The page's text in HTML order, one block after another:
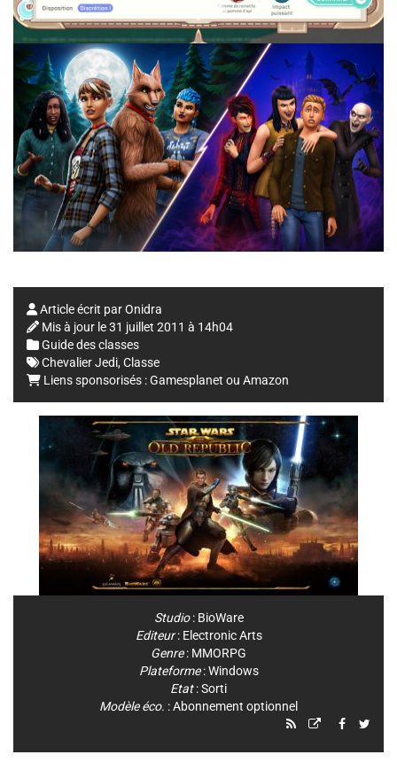
Article écrit parOnidra
Mis à jour le31 juillet 2011 à 14h04
Guide des classes
Chevalier Jedi, Classe
Liens sponsorisés :Gamesplanet ou Amazon
Studio: BioWare
Editeur: Electronic Arts
Genre: MMORPG
Plateforme:Windows
Etat: Sorti
Modèle éco. : Abonnement optionnel